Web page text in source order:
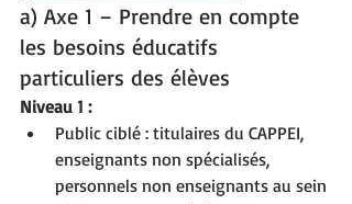
a) Axe 1 – Prendre en compte
les besoins éducatifs
particuliers des élèves
Niveau 1 :
Public ciblé : titulaires du CAPPEI,
enseignants non spécialisés,
personnels non enseignants au sein